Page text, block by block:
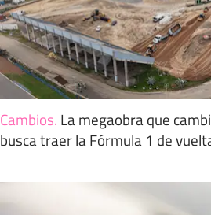
Cambios. La megaobra que
busca traer la Fórmula 1 de